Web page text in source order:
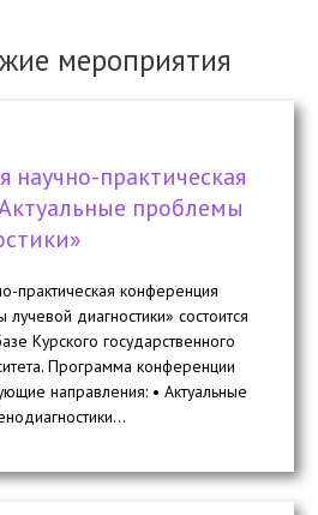
мероприятия
практическая
проблемы
практическая конференция
диагностики» состоится
Курского государственного
Программа конференции
направления: • Актуальные